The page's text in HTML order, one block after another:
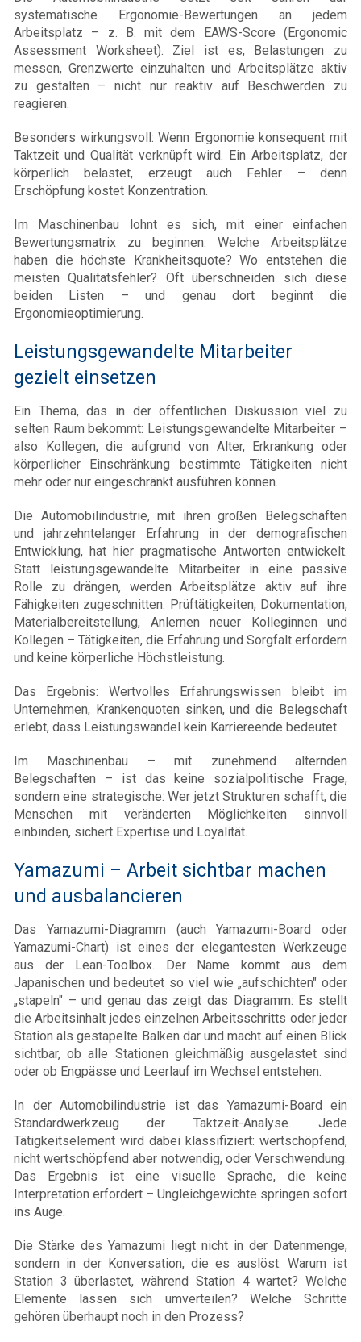
systematische Ergonomie-Bewertungen an jedem
Arbeitsplatz – z. B. mit dem EAWS-Score (Ergonomic
Assessment Worksheet). Ziel ist es, Belastungen zu
messen, Grenzwerte einzuhalten und Arbeitsplätze aktiv
zu gestalten – nicht nur reaktiv auf Beschwerden zu
reagieren.
Besonders wirkungsvoll: Wenn Ergonomie konsequent mit
Taktzeit und Qualität verknüpft wird. Ein Arbeitsplatz, der
körperlich belastet, erzeugt auch Fehler – denn
Erschöpfung kostet Konzentration.
Im Maschinenbau lohnt es sich, mit einer einfachen
Bewertungsmatrix zu beginnen: Welche Arbeitsplätze
haben die höchste Krankheitsquote? Wo entstehen die
meisten Qualitätsfehler? Oft überschneiden sich diese
beiden Listen – und genau dort beginnt die
Ergonomieoptimierung.
Leistungsgewandelte Mitarbeiter
gezielt einsetzen
Ein Thema, das in der öffentlichen Diskussion viel zu
selten Raum bekommt: Leistungsgewandelte Mitarbeiter –
also Kollegen, die aufgrund von Alter, Erkrankung oder
körperlicher Einschränkung bestimmte Tätigkeiten nicht
mehr oder nur eingeschränkt ausführen können.
Die Automobilindustrie, mit ihren großen Belegschaften
und jahrzehntelanger Erfahrung in der demografischen
Entwicklung, hat hier pragmatische Antworten entwickelt.
Statt leistungsgewandelte Mitarbeiter in eine passive
Rolle zu drängen, werden Arbeitsplätze aktiv auf ihre
Fähigkeiten zugeschnitten: Prüftätigkeiten, Dokumentation,
Materialbereitstellung, Anlernen neuer Kolleginnen und
Kollegen – Tätigkeiten, die Erfahrung und Sorgfalt erfordern
und keine körperliche Höchstleistung.
Das Ergebnis: Wertvolles Erfahrungswissen bleibt im
Unternehmen, Krankenquoten sinken, und die Belegschaft
erlebt, dass Leistungswandel kein Karriereende bedeutet.
Im Maschinenbau – mit zunehmend alternden
Belegschaften – ist das keine sozialpolitische Frage,
sondern eine strategische: Wer jetzt Strukturen schafft, die
Menschen mit veränderten Möglichkeiten sinnvoll
einbinden, sichert Expertise und Loyalität.
Yamazumi – Arbeit sichtbar machen
und ausbalancieren
Das Yamazumi-Diagramm (auch Yamazumi-Board oder
Yamazumi-Chart) ist eines der elegantesten Werkzeuge
aus der Lean-Toolbox. Der Name kommt aus dem
Japanischen und bedeutet so viel wie „aufschichten" oder
„stapeln" – und genau das zeigt das Diagramm: Es stellt
die Arbeitsinhalt jedes einzelnen Arbeitsschritts oder jeder
Station als gestapelte Balken dar und macht auf einen Blick
sichtbar, ob alle Stationen gleichmäßig ausgelastet sind
oder ob Engpässe und Leerlauf im Wechsel entstehen.
In der Automobilindustrie ist das Yamazumi-Board ein
Standardwerkzeug der Taktzeit-Analyse. Jede
Tätigkeitselement wird dabei klassifiziert: wertschöpfend,
nicht wertschöpfend aber notwendig, oder Verschwendung.
Das Ergebnis ist eine visuelle Sprache, die keine
Interpretation erfordert – Ungleichgewichte springen sofort
ins Auge.
Die Stärke des Yamazumi liegt nicht in der Datenmenge,
sondern in der Konversation, die es auslöst: Warum ist
Station 3 überlastet, während Station 4 wartet? Welche
Elemente lassen sich umverteilen? Welche Schritte
gehören überhaupt noch in den Prozess?